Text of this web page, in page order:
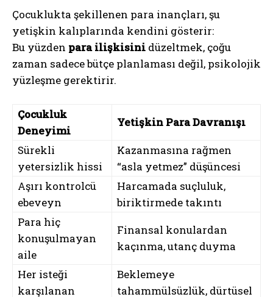
Çocuklukta şekillenen para inançları, şu
yetişkin kalıplarında kendini gösterir:
Bu yüzden para ilişkisini düzeltmek, çoğu
zaman sadece bütçe planlaması değil, psikolojik
yüzleşme gerektirir.
Çocukluk
Deneyimi
Yetişkin Para Davranışı
Sürekli
yetersizlik hissi
Kazanmasına rağmen
“asla yetmez” düşüncesi
Aşırı kontrolcü
ebeveyn
Harcamada suçluluk,
biriktirmede takıntı
Para hiç
konuşulmayan
aile
Finansal konulardan
kaçınma, utanç duyma
Her isteği
karşılanan
Beklemeye
tahammülsüzlük, dürtüsel